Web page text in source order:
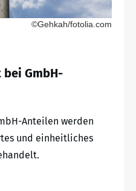
©Gehkah/fotolia.com
GmbH-
Anteilen werden
und einheitliches